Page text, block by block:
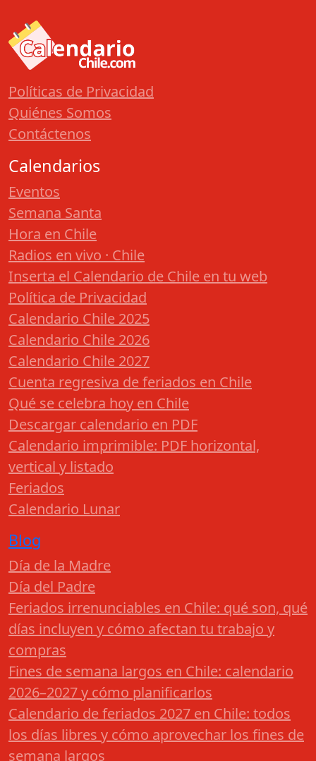
Políticas de Privacidad
Quiénes Somos
Contáctenos
Calendarios
Eventos
Semana Santa
Hora en Chile
Radios en vivo · Chile
Inserta el Calendario de Chile en tu web
Política de Privacidad
Calendario Chile 2025
Calendario Chile 2026
Calendario Chile 2027
Cuenta regresiva de feriados en Chile
Qué se celebra hoy en Chile
Descargar calendario en PDF
Calendario imprimible: PDF horizontal,
vertical y listado
Feriados
Calendario Lunar
Blog
Día de la Madre
Día del Padre
Feriados irrenunciables en Chile: qué son, qué
días incluyen y cómo afectan tu trabajo y
compras
Fines de semana largos en Chile: calendario
2026–2027 y cómo planificarlos
Calendario de feriados 2027 en Chile: todos
los días libres y cómo aprovechar los fines de
semana largos